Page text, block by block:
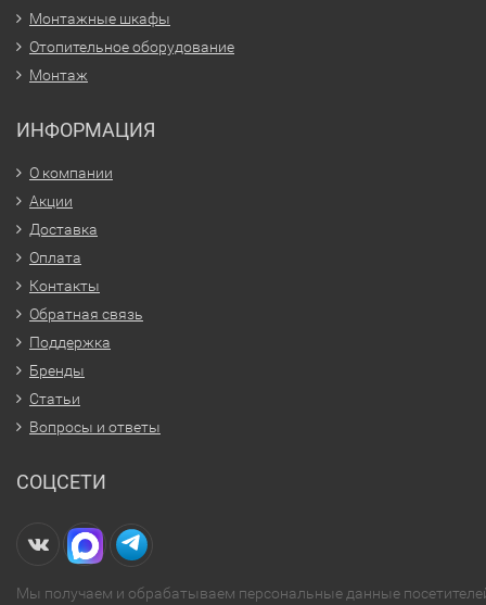
Монтажные шкафы
Отопительное оборудование
Монтаж
ИНФОРМАЦИЯ
О компании
Акции
Доставка
Оплата
Контакты
Обратная связь
Поддержка
Бренды
Статьи
Вопросы и ответы
СОЦСЕТИ
Мы получаем и обрабатываем персональные данные